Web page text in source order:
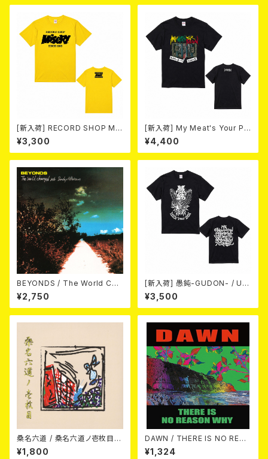
[新入荷] RECORD SHOP MIS
ERY / 33th anniversary T-s
hirts (yellow ②)
¥3,300
[新入荷] My Meat's Your Po
ison -あんたにゃ毒でもオイラ
にゃ薬- / BLACK T-shirt (S
～XL)
¥4,400
BEYONDS / The World Cha
nged Into Sunday Afternoo
n 10"＋CD＋DVD
¥2,750
[新入荷] 愚鈍-GUDON- / US
TOUR 2026 T-shirt
¥3,500
桑名六道 / 桑名六道ノ壱枚目
(CD)
¥1,800
DAWN / THERE IS NO REAS
¥1,324